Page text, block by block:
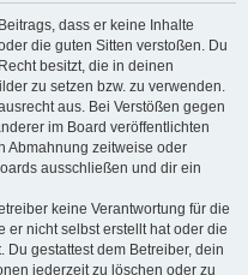
dass er keine Inhalte
die guten Sitten verstoßen. Du
besitzt, die in deinen
zu setzen bzw. zu verwenden.
aus. Bei Verstößen gegen
im Board veröffentlichten
Abmahnung zeitweise oder
ausschließen und dir ein
keine Verantwortung für die
er nicht selbst erstellt hat oder die
gestattest dem Betreiber, dein
jederzeit zu löschen oder zu